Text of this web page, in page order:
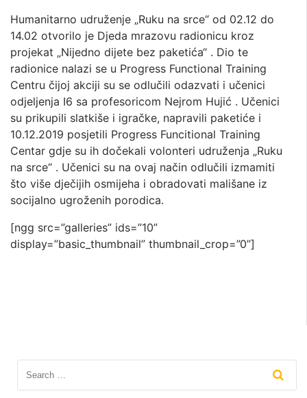
Humanitarno udruženje „Ruku na srce“ od 02.12 do
14.02 otvorilo je Djeda mrazovu radionicu kroz
projekat „Nijedno dijete bez paketića“ . Dio te
radionice nalazi se u Progress Functional Training
Centru čijoj akciji su se odlučili odazvati i učenici
odjeljenja I6 sa profesoricom Nejrom Hujić . Učenici
su prikupili slatkiše i igračke, napravili paketiće i
10.12.2019 posjetili Progress Funcitional Training
Centar gdje su ih dočekali volonteri udruženja „Ruku
na srce“ . Učenici su na ovaj način odlučili izmamiti
što više dječijih osmijeha i obradovati mališane iz
socijalno ugroženih porodica.
[ngg src=”galleries” ids=”10”
display=”basic_thumbnail” thumbnail_crop=”0”]